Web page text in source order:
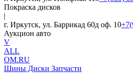
Покраска дисков
|
г. Иркутск, ул. Баррикад 60д оф. 10
Аукцион авто
V
ALL
OM.RU
Шины Диски Запчасти